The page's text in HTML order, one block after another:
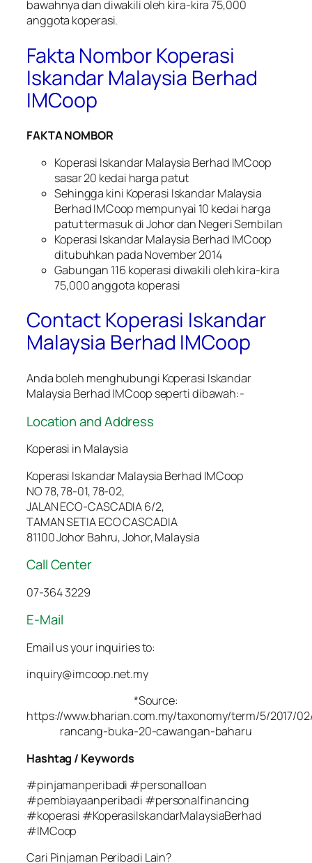
bawahnya dan diwakili oleh kira-kira 75,000
anggota koperasi.
Fakta Nombor Koperasi
Iskandar Malaysia Berhad
IMCoop
FAKTA NOMBOR
Koperasi Iskandar Malaysia Berhad IMCoop
sasar 20 kedai harga patut
Sehingga kini Koperasi Iskandar Malaysia
Berhad IMCoop mempunyai 10 kedai harga
patut termasuk di Johor dan Negeri Sembilan
Koperasi Iskandar Malaysia Berhad IMCoop
ditubuhkan pada November 2014
Gabungan 116 koperasi diwakili oleh kira-kira
75,000 anggota koperasi
Contact Koperasi Iskandar
Malaysia Berhad IMCoop
Anda boleh menghubungi Koperasi Iskandar
Malaysia Berhad IMCoop seperti dibawah:-
Location and Address
Koperasi in Malaysia
Koperasi Iskandar Malaysia Berhad IMCoop
NO 78, 78-01, 78-02,
JALAN ECO-CASCADIA 6/2,
TAMAN SETIA ECO CASCADIA
81100 Johor Bahru, Johor, Malaysia
Call Center
07-364 3229
E-Mail
Email us your inquiries to:
inquiry@imcoop.net.my
*Source:
https://www.bharian.com.my/taxonomy/term/5/2017/
rancang-buka-20-cawangan-baharu
Hashtag / Keywords
#pinjamanperibadi #personalloan
#pembiayaanperibadi #personalfinancing
#koperasi #KoperasiIskandarMalaysiaBerhad
#IMCoop
Cari Pinjaman Peribadi Lain?